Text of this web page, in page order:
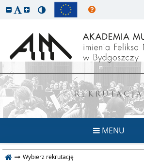
REKRUTACJA
MENU
Wybierz rekrutację